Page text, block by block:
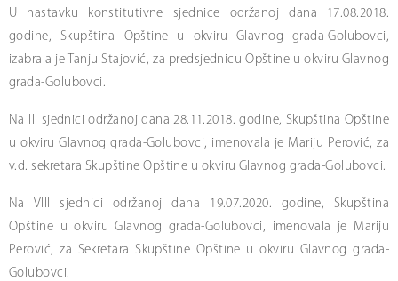
U nastavku konstitutivne sjednice održanoj dana 17.08.2018.
godine, Skupština Opštine u okviru Glavnog grada-Golubovci,
izabrala je Tanju Stajović, za predsjednicu Opštine u okviru Glavnog
grada-Golubovci.
Na III sjednici održanoj dana 28.11.2018. godine, Skupština Opštine
u okviru Glavnog grada-Golubovci, imenovala je Mariju Perović, za
v.d. sekretara Skupštine Opštine u okviru Glavnog grada-Golubovci.
Na VIII sjednici održanoj dana 19.07.2020. godine, Skupština
Opštine u okviru Glavnog grada-Golubovci, imenovala je Mariju
Perović, za Sekretara Skupštine Opštine u okviru Glavnog grada-
Golubovci.